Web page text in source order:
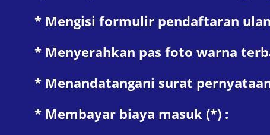
* Mengisi formulir pendaftaran
* Menyerahkan pas foto warna
* Menandatangani surat
* Membayar biaya masuk (*) :